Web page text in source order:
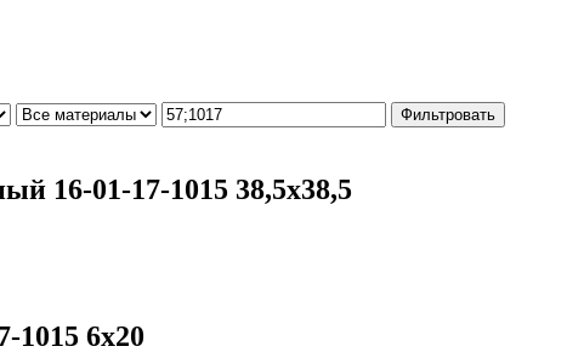
Фильтровать
16-01-17-1015 38,5х38,5
1015 6х20